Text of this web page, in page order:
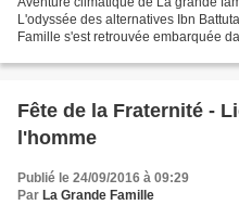
L'odyssée des alternatives Ibn
Famille s'est retrouvée embarquée
Fête de la Fraternité -
l'homme
Publié le 24/09/2016 à 09:29
Par La Grande Famille